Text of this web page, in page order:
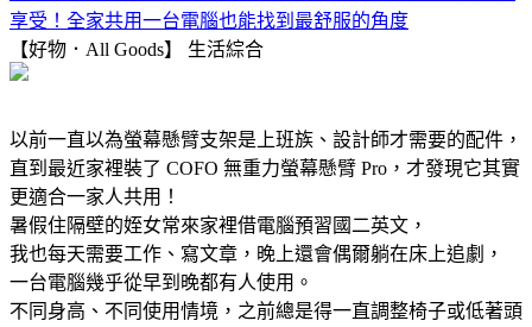
享受！全家共用一台電腦也能找到最舒服的角度
【好物．All Goods】 生活綜合
以前一直以為螢幕懸臂支架是上班族、設計師才需要的配件，
直到最近家裡裝了 COFO 無重力螢幕懸臂 Pro，才發現它其實
更適合一家人共用！
暑假住隔壁的姪女常來家裡借電腦預習國二英文，
我也每天需要工作、寫文章，晚上還會偶爾躺在床上追劇，
一台電腦幾乎從早到晚都有人使用。
不同身高、不同使用情境，之前總是得一直調整椅子或低著頭